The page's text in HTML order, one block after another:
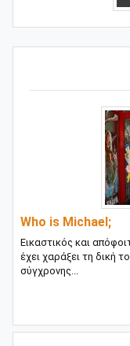
Who is Michael;
Εικαστικός και
έχει χαράξει τη δική
σύγχρονης...